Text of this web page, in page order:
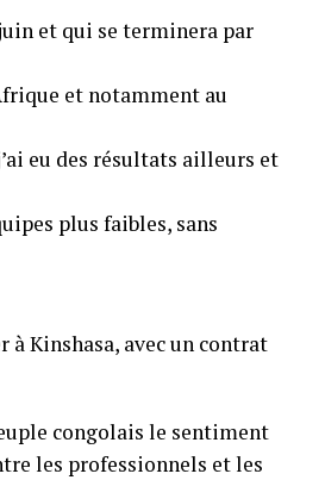
et qui se terminera par
et notamment au
eu des résultats ailleurs et
plus faibles, sans
Kinshasa, avec un contrat
congolais le sentiment
les professionnels et les